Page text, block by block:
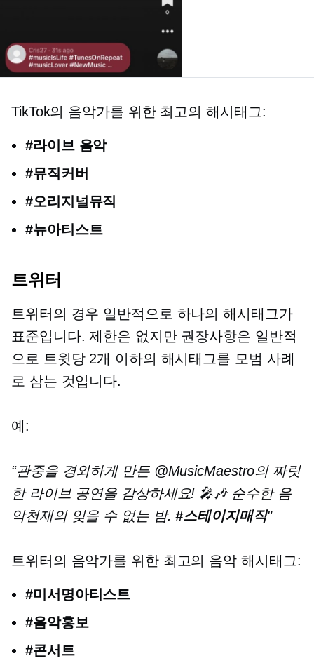
TikTok의 음악가를 위한 최고의 해시태그:
#라이브 음악
#뮤직커버
#오리지널뮤직
#뉴아티스트
트위터
트위터의 경우 일반적으로 하나의 해시태그가
표준입니다. 제한은 없지만 권장사항은 일반적
으로 트윗당 2개 이하의 해시태그를 모범 사례
로 삼는 것입니다.
예:
“관중을 경외하게 만든 @MusicMaestro의 짜릿
한 라이브 공연을 감상하세요! 🎤🎶 순수한 음
악천재의 잊을 수 없는 밤.#스테이지매직"
트위터의 음악가를 위한 최고의 음악 해시태그:
#미서명아티스트
#음악홍보
#콘서트